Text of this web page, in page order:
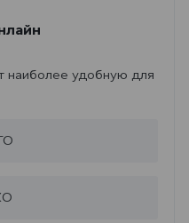
наиболее удобную для